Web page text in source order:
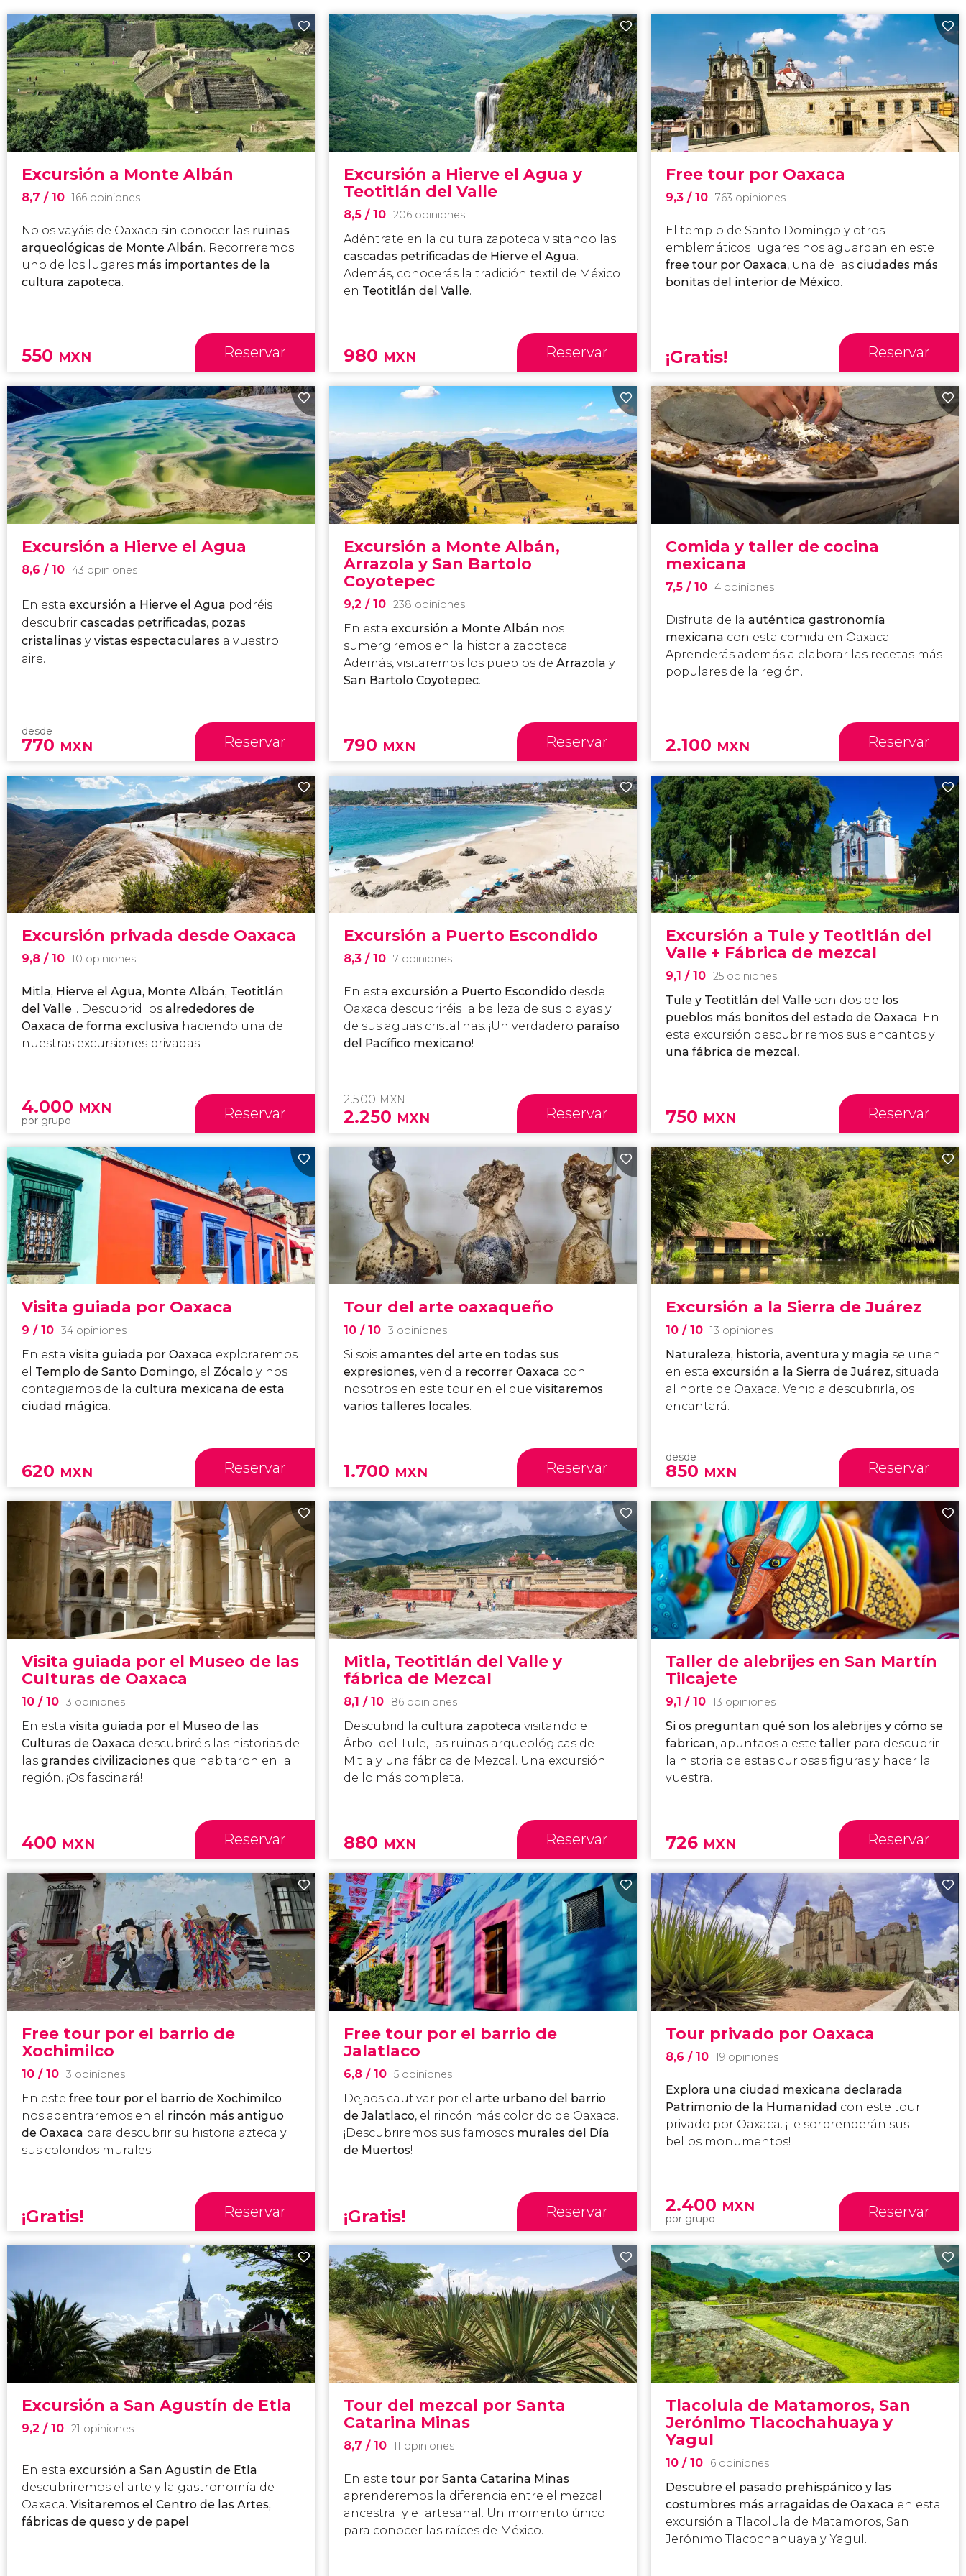
Excursión a Monte Albán
8,7/ 10 166 opiniones
No os vayáis de Oaxaca sin conocer las ruinas
arqueológicas de Monte Albán. Recorreremos
uno de los lugares más importantes de la
cultura zapoteca.
550 MXN Reservar
Excursión a Hierve el Agua y
Teotitlán del Valle
8,5 / 10 206 opiniones
Adéntrate en la cultura zapoteca visitando las
cascadas petrificadas de Hierve el Agua.
Además, conocerás la tradición textil de México
en Teotitlán del Valle.
980 MXN Reservar
Free tour por Oaxaca
9,3 / 10 763 opiniones
El templo de Santo Domingo y otros
emblemáticos lugares nos aguardan en este
free tour por Oaxaca, una de las ciudades más
bonitas del interior de México.
¡Gratis! Reservar
Excursión a Hierve el Agua
8,6/ 10 43 opiniones
En estaexcursión a Hierve el Agua podréis
descubrircascadas petrificadas, pozas
cristalinas yvistas espectaculares a vuestro
aire.
desde
770 MXN Reservar
Excursión a Monte Albán,
Arrazola y San Bartolo
Coyotepec
9,2 / 10 238 opiniones
En esta excursión a Monte Albán nos
sumergiremos en la historia zapoteca.
Además, visitaremos los pueblos de Arrazola y
San Bartolo Coyotepec.
790 MXN Reservar
Comida y taller de cocina
mexicana
7,5 / 10 4 opiniones
Disfruta de la auténtica gastronomía
mexicana con esta comida en Oaxaca.
Aprenderás además a elaborar las recetas más
populares de la región.
2.100 MXN Reservar
Excursión privada desde Oaxaca
9,8/ 10 10 opiniones
Mitla, Hierve el Agua, Monte Albán, Teotitlán
del Valle... Descubrid losalrededores de
Oaxaca de forma exclusiva haciendo una de
nuestras excursiones privadas.
4.000 MXN
por grupo Reservar
Excursión a Puerto Escondido
8,3 / 10 7 opiniones
En esta excursión a Puerto Escondido desde
Oaxaca descubriréis la belleza de sus playas y
de sus aguas cristalinas. ¡Un verdadero paraíso
del Pacífico mexicano!
2.500MXN
2.250 MXN Reservar
Excursión a Tule y Teotitlán del
Valle + Fábrica de mezcal
9,1 / 10 25 opiniones
Tule y Teotitlán del Valle son dos de los
pueblos más bonitos del estado de Oaxaca. En
esta excursión descubriremos sus encantos y
una fábrica de mezcal .
750 MXN Reservar
Visita guiada por Oaxaca
9/ 10 34 opiniones
En esta visita guiada porOaxaca exploraremos
el Templo de Santo Domingo, el Zócaloy nos
contagiamos de la cultura mexicana de esta
ciudad mágica.
620 MXN Reservar
Tour del arte oaxaqueño
10 / 10 3 opiniones
Si sois amantes del arte en todas sus
expresiones, venid a recorrer Oaxaca con
nosotros en este tour en el que visitaremos
varios talleres locales.
1.700 MXN Reservar
Excursión a la Sierra de Juárez
10 / 10 13 opiniones
Naturaleza, historia, aventura y magia se unen
en esta excursión a la Sierra de Juárez, situada
al norte de Oaxaca. Venid a descubrirla, os
encantará.
desde
850 MXN Reservar
Visita guiada por el Museo de las
Culturas de Oaxaca
10/ 10 3 opiniones
En estavisita guiada por el Museo de las
Culturas de Oaxaca descubriréis las historias de
lasgrandes civilizaciones que habitaron en la
región. ¡Os fascinará!
400 MXN Reservar
Mitla, Teotitlán del Valle y
fábrica de Mezcal
8,1 / 10 86 opiniones
Descubrid la cultura zapoteca visitando el
Árbol del Tule, las ruinas arqueológicas de
Mitla y una fábrica de Mezcal. Una excursión
de lo más completa.
880 MXN Reservar
Taller de alebrijes en San Martín
Tilcajete
9,1 / 10 13 opiniones
Si os preguntan qué son los alebrijes y cómo se
fabrican, apuntaos a este tallerpara descubrir
la historia de estas curiosas figuras y hacer la
vuestra.
726 MXN Reservar
Free tour por el barrio de
Xochimilco
10/ 10 3 opiniones
En estefree tour por el barrio de Xochimilco
nos adentraremos en el rincón más antiguo
de Oaxaca para descubrir su historia azteca y
sus coloridos murales.
¡Gratis! Reservar
Free tour por el barrio de
Jalatlaco
6,8 / 10 5 opiniones
Dejaos cautivar por el arte urbano del barrio
de Jalatlaco, el rincón más colorido de Oaxaca.
¡Descubriremos sus famosos murales del Día
de Muertos!
¡Gratis! Reservar
Tour privado por Oaxaca
8,6 / 10 19 opiniones
Explora una ciudad mexicana declarada
Patrimonio de la Humanidad con este tour
privado por Oaxaca. ¡Te sorprenderán sus
bellos monumentos!
2.400 MXN
por grupo Reservar
Excursión a San Agustín de Etla
9,2/ 10 21 opiniones
En estaexcursión a San Agustín de Etla
descubriremos el arte y la gastronomía de
Oaxaca.Visitaremos el Centro de las Artes,
fábricas de queso y de papel .
Tour del mezcal por Santa
Catarina Minas
8,7 / 10 11 opiniones
En este tour por Santa Catarina Minas
aprenderemos la diferencia entre el mezcal
ancestral y el artesanal. Un momento único
para conocer las raíces de México.
Tlacolula de Matamoros, San
Jerónimo Tlacochahuaya y
Yagul
10 / 10 6 opiniones
Descubre el pasado prehispánico y las
costumbres más arragaidas de Oaxaca en esta
excursión a Tlacolula de Matamoros, San
Jerónimo Tlacochahuaya y Yagul.